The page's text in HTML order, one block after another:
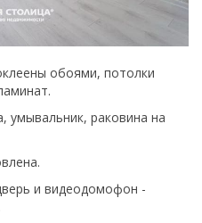
обоями, потолки
умывальник, раковина на
и видеодомофон -